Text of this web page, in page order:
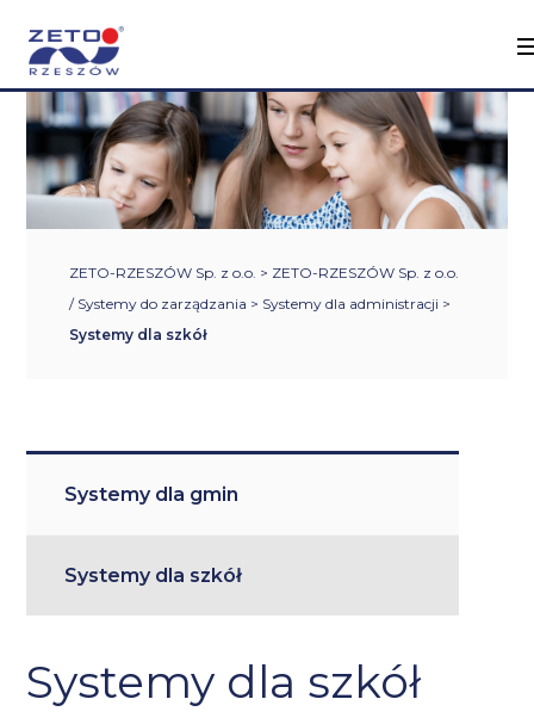
ZETO-RZESZÓW Sp. z o.o. > ZETO-RZESZÓW Sp. z o.o.
/ Systemy do zarządzania > Systemy dla administracji >
Systemy dla szkół
Systemy dla gmin
Systemy dla szkół
Systemy dla szkół